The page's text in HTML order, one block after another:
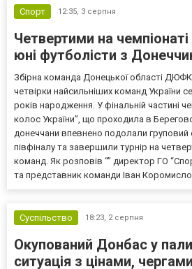
Спорт 12:35, 3 серпня
Четвертими на
юні футболісти з
Збірна команда Донецької області
четвірки найсильніших команд України
років народження. У фінальній частині
колос України”, що проходила в
донеччани впевнено подолали груповий
півфіналу та завершили турнір на
команд. Як розповів “” директор ГО
та представник команди Іван Коромисло,
Суспільство 18:23, 2 серпня
Окупований Донбас у
ситуація з цінами,